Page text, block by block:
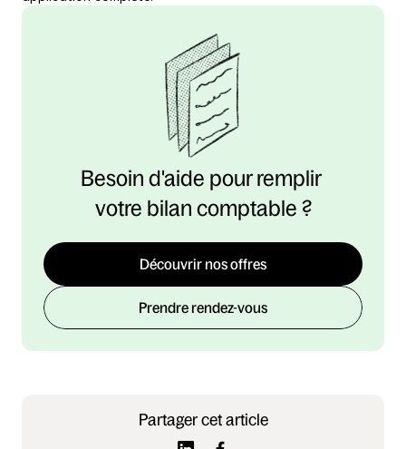
Partager cet article
Besoin d'aide pour remplir
votre bilan comptable ?
Découvrir nos offres
Prendre rendez-vous